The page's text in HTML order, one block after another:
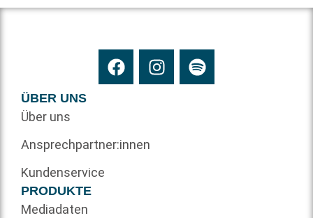
ÜBER UNS
Über uns
Ansprechpartner:innen
Kundenservice
PRODUKTE
Mediadaten